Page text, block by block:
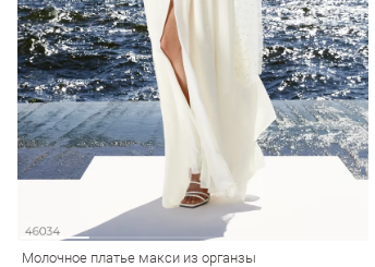
СарафаныНа
Молочное платье макси из органзы